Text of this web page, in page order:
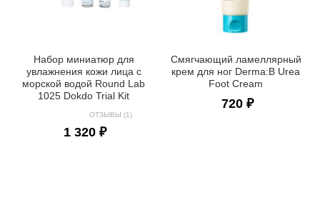
Набор миниатюр для
увлажнения кожи лица с
морской водой Round Lab
1025 Dokdo Trial Kit
ОТЗЫВЫ (1)
1 320 ₽
Смягчающий ламеллярный
крем для ног Derma:B Urea
Foot Cream
720 ₽